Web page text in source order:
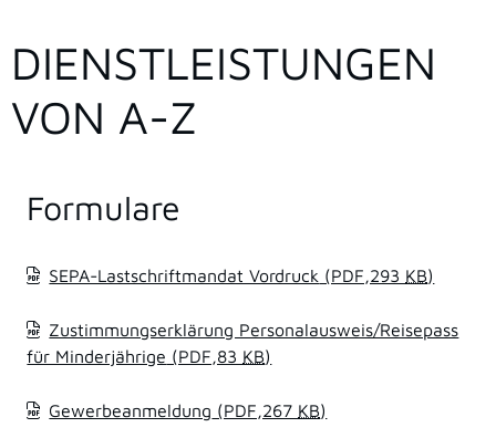
DIENSTLEISTUNGEN
VON A-Z
Formulare
SEPA-Lastschriftmandat Vordruck (PDF,293 KB)
Zustimmungserklärung Personalausweis/Reisepass
für Minderjährige (PDF,83 KB)
Gewerbeanmeldung (PDF,267 KB)